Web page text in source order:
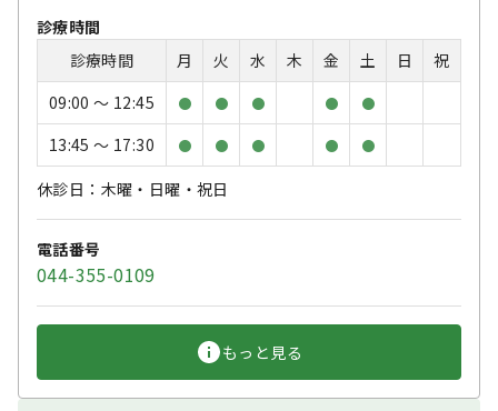
診療時間
診療時間
月 火 水 木 金 土 日
祝
09:00 〜 12:45
● ● ● ● ●
13:45 〜 17:30 ● ● ● ● ●
休診日：木曜・日曜・祝日
電話番号
044-355-0109
もっと見る